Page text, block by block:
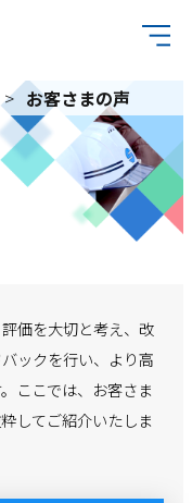
お客さまの声
価を大切と考え、 改
ックを行い、 より高
ここでは、 お客さま
してご紹介いたしま